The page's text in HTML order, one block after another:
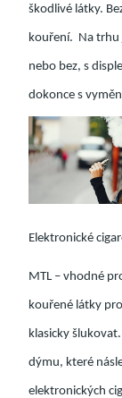
škodlivé látky.
kouření. Na trhu
nebo bez, s
dokonce s
Elektronické
MTL – vhodné
kouřené látky
klasicky
dýmu, které
elektronických